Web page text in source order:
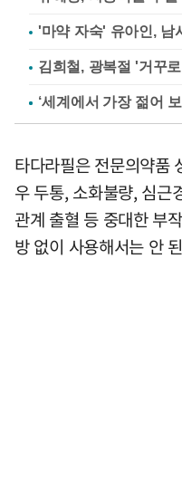
'마약 자숙' 유아인, 남
김희철, 광복절 '거꾸
타다라필은 전문의약품
우 두통, 소화불량, 심근
관계 출혈 등 중대한 부
방 없이 사용해서는 안